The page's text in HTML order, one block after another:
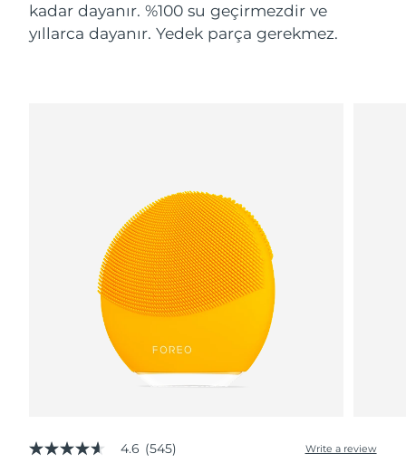
kadar dayanır. %100 su geçirmezdir ve
yıllarca dayanır. Yedek parça gerekmez.
4.6
4.6 (545) Write a review